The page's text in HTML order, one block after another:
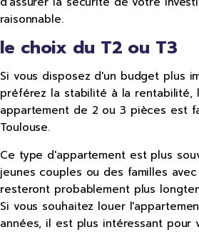
raisonnable.
le choix du T2 ou T3
Si vous disposez d'un budget plus
préférez la stabilité à la rentabilité,
appartement de 2 ou 3 pièces est
Toulouse.
Ce type d'appartement est plus
jeunes couples ou des familles
resteront probablement plus
Si vous souhaitez louer
années, il est plus intéressant pour